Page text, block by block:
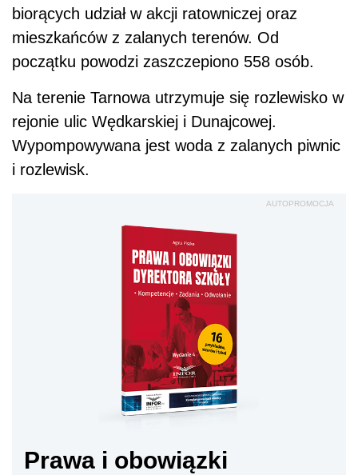
biorących udział w akcji ratowniczej oraz
mieszkańców z zalanych terenów. Od
początku powodzi zaszczepiono 558 osób.
Na terenie Tarnowa utrzymuje się rozlewisko w
rejonie ulic Wędkarskiej i Dunajcowej.
Wypompowywana jest woda z zalanych piwnic
i rozlewisk.
AUTOPROMOCJA
Prawa i obowiązki